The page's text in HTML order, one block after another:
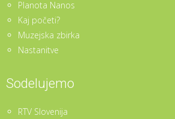
Planota Nanos
Kaj početi?
Muzejska zbirka
Nastanitve
Sodelujemo
RTV Slovenija